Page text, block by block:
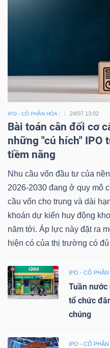
IPO - CỔ PHẦN HÓA 24/07 13:02
Bài toán cân đối cơ
những "cú hích" IPO
tiềm năng
Nhu cầu vốn đầu tư của
2026-2030 đang ở quy mô
cầu vốn cho trung và dài
khoán dự kiến huy động
năm tới. Áp lực này đặt ra
hiện có của thị trường có
IPO - CỔ
Tuần nước
tổ chức
chúng
IPO - CỔ